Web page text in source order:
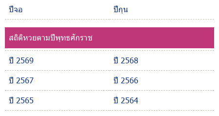
ปีจอ
ปีกุน
สถิติหวยตามปีพุทธศักราช
ปี 2569
ปี 2568
ปี 2567
ปี 2566
ปี 2565
ปี 2564